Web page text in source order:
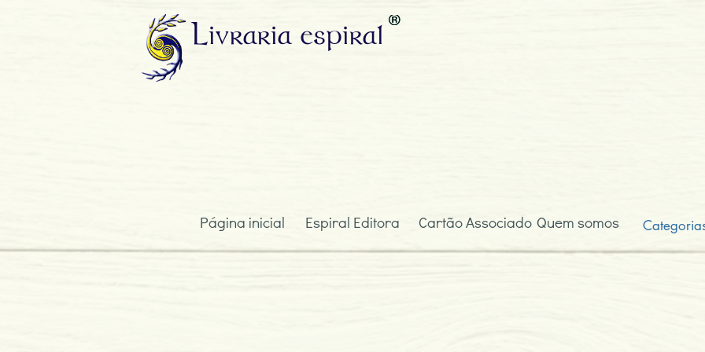
Livraria espiral
Página inicial Espiral Editora Cartão Associado Quem somos